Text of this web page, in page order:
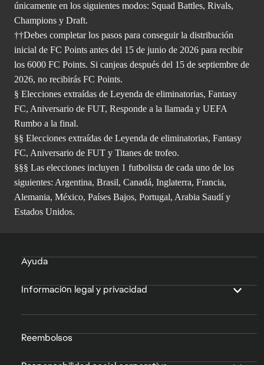
únicamente en los siguientes modos: Squad Battles, Rivals,
Champions y Draft.
††Debes completar los pasos para conseguir la distribución
inicial de FC Points antes del 15 de junio de 2026 para recibir
los 6000 FC Points. Si canjeas después del 15 de septiembre de
2026, no recibirás FC Points.
§ Elecciones extraídas de Leyenda de eliminatorias, Fantasy
FC, Aniversario de FUT, Responde a la llamada y UEFA
Rumbo a la final.
§§ Elecciones extraídas de Leyenda de eliminatorias, Fantasy
FC, Aniversario de FUT y Titanes de trofeo.
§§§ Las elecciones incluyen 1 futbolista de cada uno de los
siguientes: Argentina, Brasil, Canadá, Inglaterra, Francia,
Alemania, México, Países Bajos, Portugal, Arabia Saudí y
Estados Unidos.
Ayuda
Información legal y privacidad
Reembolsos